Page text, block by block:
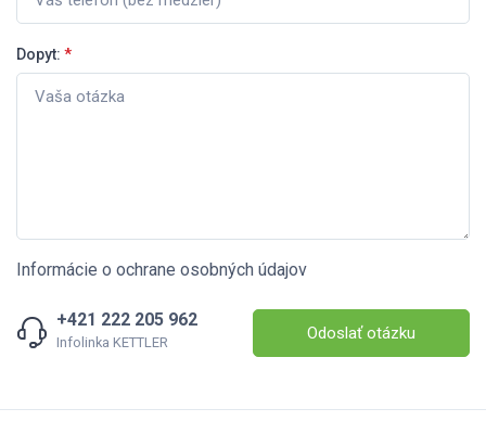
Dopyt: *
Informácie o ochrane osobných údajov
+421 222 205 962
Infolinka KETTLER Odoslať otázku